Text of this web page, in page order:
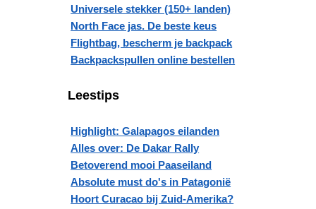
Universele stekker (150+ landen)
North Face jas. De beste keus
Flightbag, bescherm je backpack
Backpackspullen online bestellen
Leestips
Highlight: Galapagos eilanden
Alles over: De Dakar Rally
Betoverend mooi Paaseiland
Absolute must do's in Patagonië
Hoort Curacao bij Zuid-Amerika?